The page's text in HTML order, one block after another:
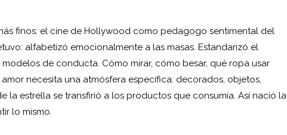
finos: el cine de Hollywood como pedagogo sentimental del
alfabetizó emocionalmente a las masas. Estandarizó el
de conducta. Cómo mirar, cómo besar, qué ropa usar
necesita una atmósfera específica: decorados, objetos,
la estrella se transfirió a los productos que consumía. Así nació la
lo mismo.